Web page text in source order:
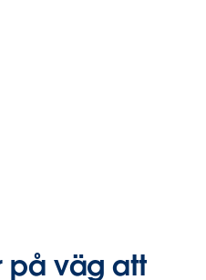
på väg att